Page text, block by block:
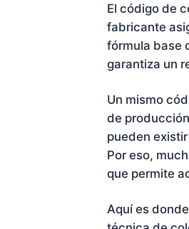
El código de
fabricante
fórmula base
garantiza un
Un mismo
de
pueden
Por eso,
que permite
Aquí es